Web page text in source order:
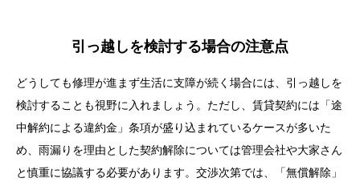
引っ越しを検討する場合の注意点
どうしても修理が進まず生活に支障が続く場合には、引っ越しを
検討することも視野に入れましょう。ただし、賃貸契約には「途
中解約による違約金」条項が盛り込まれているケースが多いた
め、雨漏りを理由とした契約解除については管理会社や大家さん
と慎重に協議する必要があります。交渉次第では、「無償解除」